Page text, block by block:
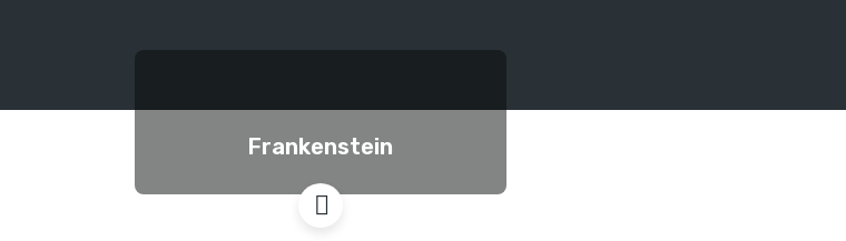
Frankenstein